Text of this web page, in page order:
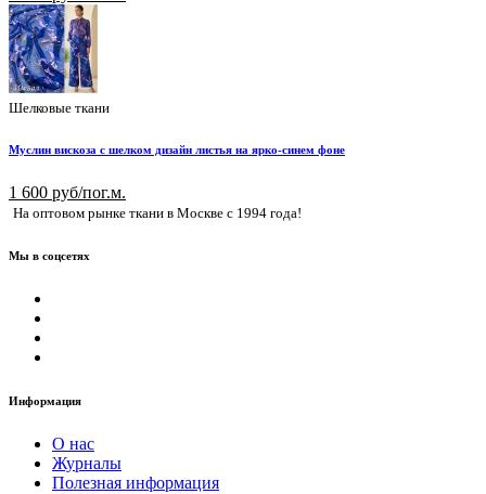
Шелковые ткани
Муслин вискоза с шелком дизайн листья на ярко-синем фоне
1 600 руб/пог.м.
На оптовом рынке ткани в Москве с 1994 года!
Мы в соцсетях
Информация
О нас
Журналы
Полезная информация